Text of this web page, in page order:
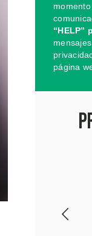
“HELP”
página